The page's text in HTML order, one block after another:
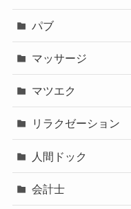
パブ
マッサージ
マツエク
リラクゼーション
人間ドック
会計士